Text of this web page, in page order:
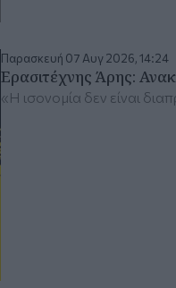
Παρασκευή 07 Αυγ 2026, 14:24
Ερασιτέχνης Άρης:
«Η ισονομία δεν είναι